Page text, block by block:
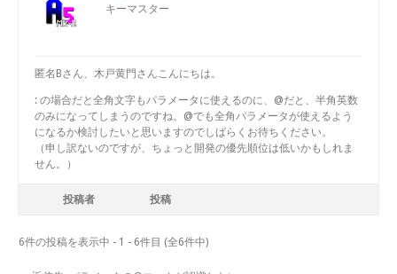
キーマスター
匿名Bさん、木戸黄門さんこんにちは。
: の場合だと全角文字もパラメータに使えるのに、@だと、半角英数
のみになってしまうのですね。@でも全角パラメータが使えるよう
になるか検討したいと思いますのでしばらくお待ちください。
（申し訳ないのですが、ちょっと開発の優先順位は低いかもしれま
せん。）
投稿者 投稿
6件の投稿を表示中 - 1 - 6件目 (全6件中)